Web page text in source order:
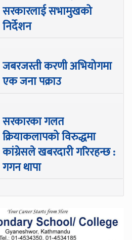
सरकारलाई सभामुखको
निर्देशन
जबरजस्ती करणी अभियोगमा
एक जना पक्राउ
सरकारका गलत
क्रियाकलापको विरुद्धमा
कांग्रेसले खबरदारी गरिरहन्छ :
गगन थापा